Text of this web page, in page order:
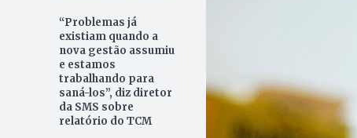
“Problemas já
existiam quando a
nova gestão assumiu
e estamos
trabalhando para
saná-los”, diz diretor
da SMS sobre
relatório do TCM